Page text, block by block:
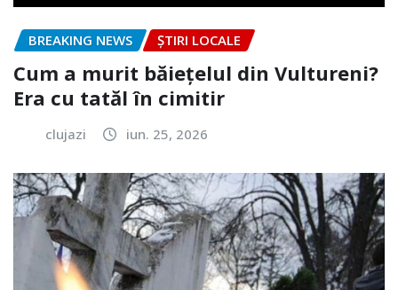
BREAKING NEWS ȘTIRI LOCALE
Cum a murit băiețelul din Vultureni?
Era cu tatăl în cimitir
clujazi iun. 25, 2026